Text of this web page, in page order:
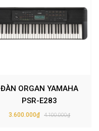
ĐÀN ORGAN YAMAHA
PSR-E283
3.600.000₫ 4.100.000₫